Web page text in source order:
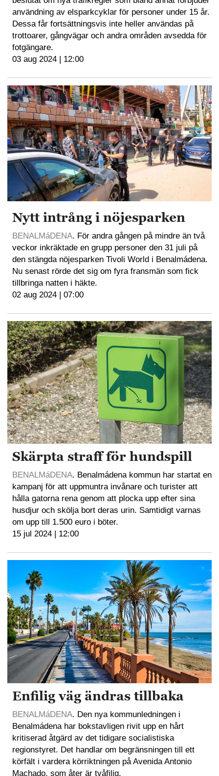
användning av elsparkcyklar för personer under 15 år.
Dessa får fortsättningsvis inte heller användas på
trottoarer, gångvägar och andra områden avsedda för
fotgängare.
03 aug 2024 | 12:00
Nytt intrång i nöjesparken
BENALMáDENA. För andra gången på mindre än två
veckor inkräktade en grupp personer den 31 juli på
den stängda nöjesparken Tivoli World i Benalmádena.
Nu senast rörde det sig om fyra fransmän som fick
tillbringa natten i häkte.
02 aug 2024 | 07:00
Skärpta straff för hundspill
BENALMáDENA. Benalmádena kommun har startat en
kampanj för att uppmuntra invånare och turister att
hålla gatorna rena genom att plocka upp efter sina
husdjur och skölja bort deras urin. Samtidigt varnas
om upp till 1.500 euro i böter.
15 jul 2024 | 12:00
Enfilig väg ändras tillbaka
BENALMáDENA. Den nya kommunledningen i
Benalmádena har bokstavligen rivit upp en hårt
kritiserad åtgärd av det tidigare socialistiska
regionstyret. Det handlar om begränsningen till ett
körfält i vardera körriktningen på Avenida Antonio
Machado, som åter är tvåfilig.